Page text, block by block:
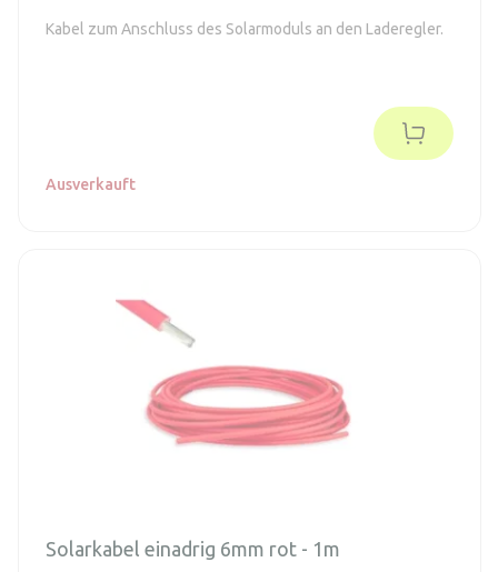
Kabel zum Anschluss des Solarmoduls an den Laderegler.
Ausverkauft
Solarkabel einadrig 6mm rot - 1m